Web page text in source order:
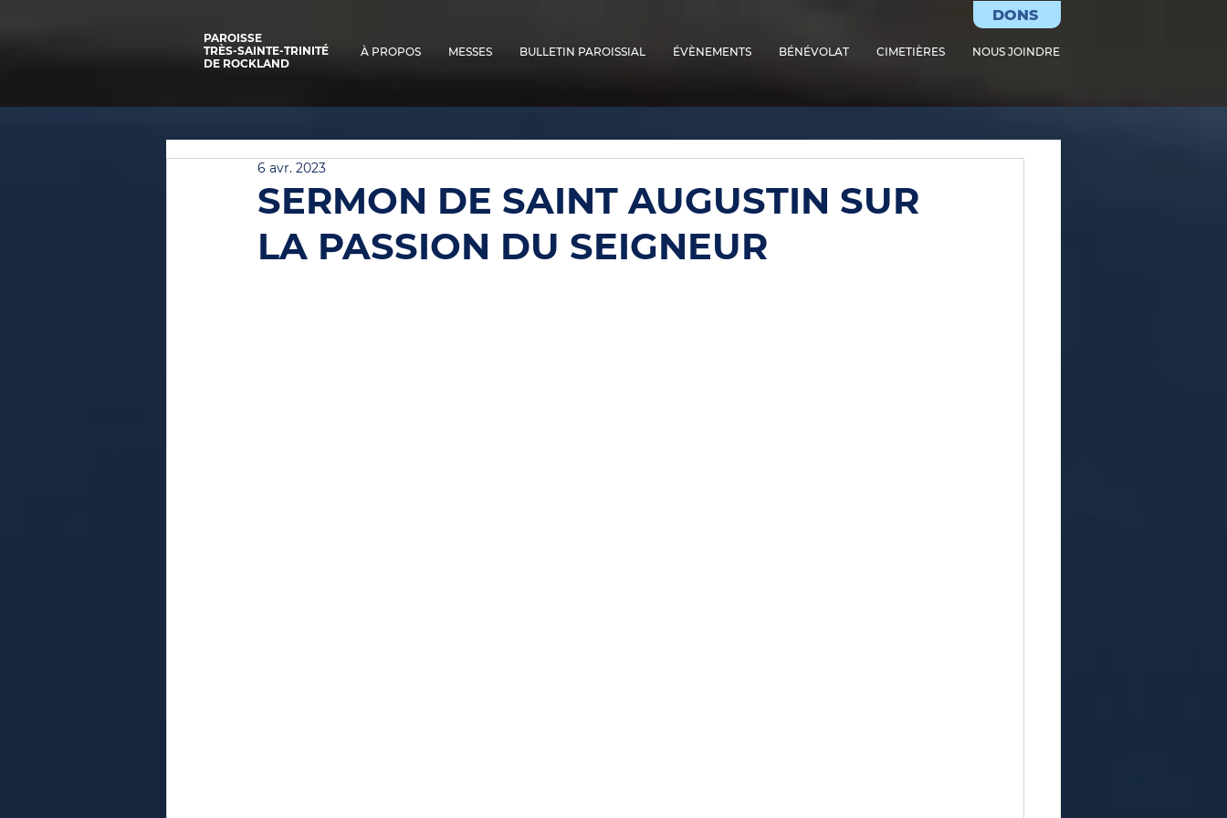
À PROPOS MESSES BULLETIN PAROISSIAL ÉVÈNEMENTS BÉNÉVOLAT CIMETIÈRES NOUS JOINDRE
PAROISSE
TRÈS-SAINTE-TRINITÉ
DE ROCKLAND
DONS
SERMON DE SAINT AUGUSTIN SUR
LA PASSION DU SEIGNEUR
6 avr. 2023